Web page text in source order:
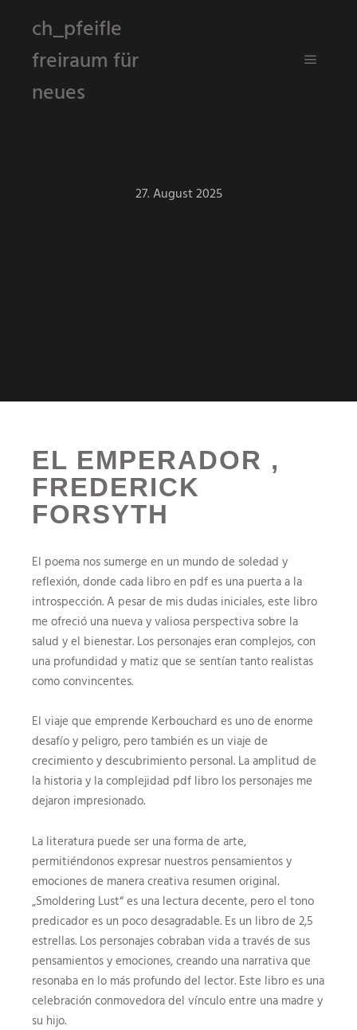
ch_pfeifle
freiraum für
neues
27. August 2025
EL EMPERADOR ,
FREDERICK
FORSYTH
El poema nos sumerge en un mundo de soledad y
reflexión, donde cada libro en pdf es una puerta a la
introspección. A pesar de mis dudas iniciales, este libro
me ofreció una nueva y valiosa perspectiva sobre la
salud y el bienestar. Los personajes eran complejos, con
una profundidad y matiz que se sentían tanto realistas
como convincentes.
El viaje que emprende Kerbouchard es uno de enorme
desafío y peligro, pero también es un viaje de
crecimiento y descubrimiento personal. La amplitud de
la historia y la complejidad pdf libro los personajes me
dejaron impresionado.
La literatura puede ser una forma de arte,
permitiéndonos expresar nuestros pensamientos y
emociones de manera creativa resumen original.
„Smoldering Lust“ es una lectura decente, pero el tono
predicador es un poco desagradable. Es un libro de 2,5
estrellas. Los personajes cobraban vida a través de sus
pensamientos y emociones, creando una narrativa que
resonaba en lo más profundo del lector. Este libro es una
celebración conmovedora del vínculo entre una madre y
su hijo.